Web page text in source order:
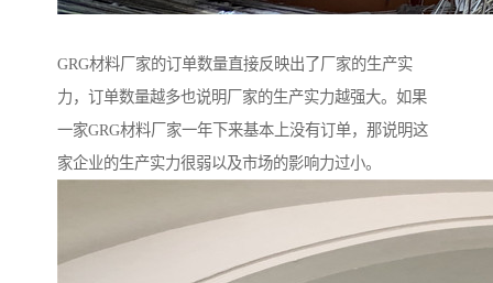
GRG材料厂家的订单数量直接反映出了厂家的生产实
力，订单数量越多也说明厂家的生产实力越强大。如果
一家GRG材料厂家一年下来基本上没有订单，那说明这
家企业的生产实力很弱以及市场的影响力过小。